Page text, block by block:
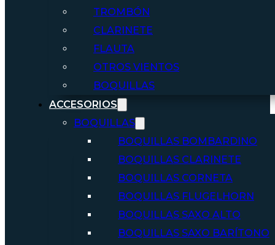
TROMBÓN
CLARINETE
FLAUTA
OTROS VIENTOS
BOQUILLAS
ACCESORIOS
BOQUILLAS
BOQUILLAS BOMBARDINO
BOQUILLAS CLARINETE
BOQUILLAS CORNETA
BOQUILLAS FLUGELHORN
BOQUILLAS SAXO ALTO
BOQUILLAS SAXO BARÍTONO